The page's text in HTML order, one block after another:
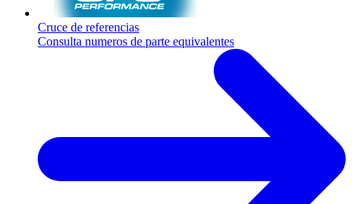
Cruce de referencias
Consulta numeros de parte equivalentes